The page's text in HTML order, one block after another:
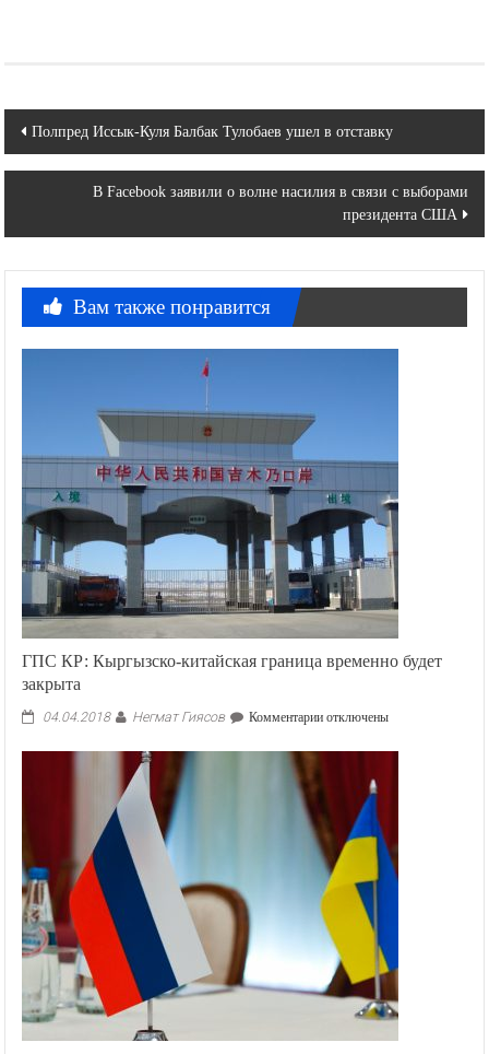
Навигация
по
записям
Полпред Иссык-Куля Балбак Тулобаев ушел в отставку
В Facebook заявили о волне насилия в связи с выборами
президента США
Вам также понравится
ГПС КР: Кыргызско-китайская граница временно будет
закрыта
04.04.2018 Негмат Гиясов Комментариик
ГПС
Кыргызско-
китайская
граница
временно
будет
закрыта
отключены